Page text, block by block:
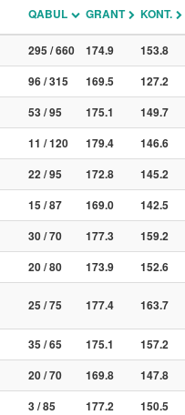
QABUL GRANT KONT.
295 / 660 174.9
153.8
96 / 315 169.5
127.2
53 / 95 175.1
149.7
11 / 120 179.4
146.6
22 / 95 172.8
145.2
15 / 87 169.0
142.5
30 / 70 177.3
159.2
20 / 80 173.9
152.6
25 / 75 177.4 163.7
35 / 65 175.1
157.2
20 / 70 169.8
147.8
3 / 85 177.2
150.5